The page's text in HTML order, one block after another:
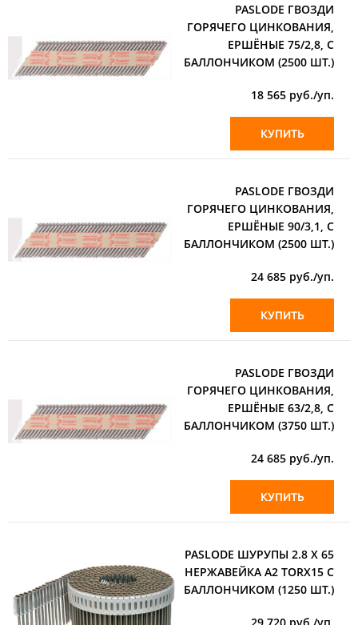
PASLODE ГВОЗДИ
ГОРЯЧЕГО ЦИНКОВАНИЯ,
ЕРШЁНЫЕ 75/2,8, С
БАЛЛОНЧИКОМ (2500 ШТ.)
18 565 руб./уп.
КУПИТЬ
PASLODE ГВОЗДИ
ГОРЯЧЕГО ЦИНКОВАНИЯ,
ЕРШЁНЫЕ 90/3,1, С
БАЛЛОНЧИКОМ (2500 ШТ.)
24 685 руб./уп.
КУПИТЬ
PASLODE ГВОЗДИ
ГОРЯЧЕГО ЦИНКОВАНИЯ,
ЕРШЁНЫЕ 63/2,8, С
БАЛЛОНЧИКОМ (3750 ШТ.)
24 685 руб./уп.
КУПИТЬ
PASLODE ШУРУПЫ 2.8 X 65
НЕРЖАВЕЙКА А2 TORX15 С
БАЛЛОНЧИКОМ (1250 ШТ.)
29 720 руб./уп.